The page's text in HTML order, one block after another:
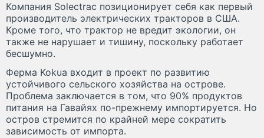
Компания Solectrac позиционирует себя как первый
производитель электрических тракторов в США.
Кроме того, что трактор не вредит экологии, он
также не нарушает и тишину, поскольку работает
бесшумно.
Ферма Kokua входит в проект по развитию
устойчивого сельского хозяйства на острове.
Проблема заключается в том, что 90% продуктов
питания на Гавайях по-прежнему импортируется. Но
остров стремится по крайней мере сократить
зависимость от импорта.